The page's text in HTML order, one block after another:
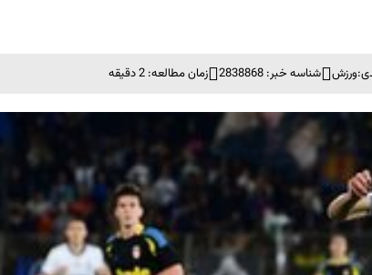
ورزش شناسه خبر: 2838868 زمان مطالعه: 2 دقیقه